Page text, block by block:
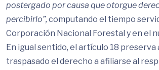
postergado por causa que otorgue
percibirlo”, computando el tiempo
Corporación Nacional Forestal y en el
En igual sentido, el artículo 18 preserva
traspasado el derecho a afiliarse al